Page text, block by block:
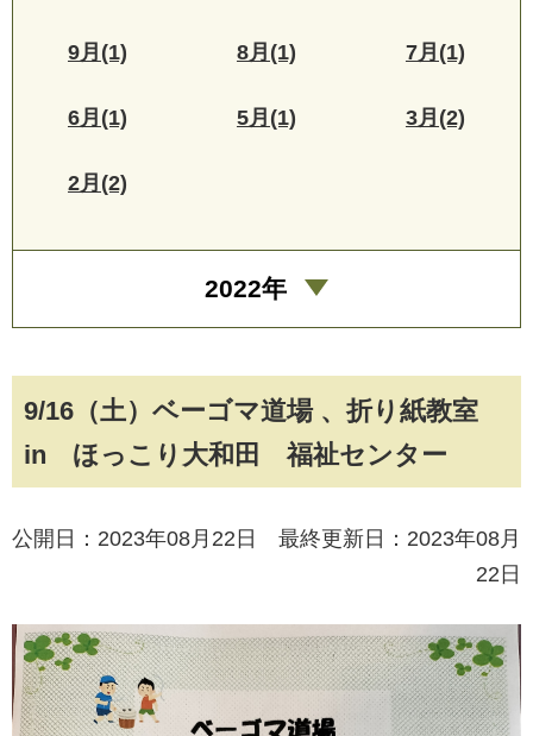
9/16（土）ベーゴマ道場 、折り紙教室
in ほっこり大和田 福祉センター
公開日：2023年08月22日 最終更新日：2023年08月
22日
9月(1) 8月(1) 7月(1)
6月(1) 5月(1) 3月(2)
2月(2)
2022年